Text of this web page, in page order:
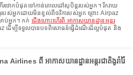
ថោកបំផុតទៅកាន់គោលដៅសុបិន្តរបស់អ្នក។ រីករាយ
អ្នកដោយមិនខ្វល់ពីថវិការបស់អ្នក ព្រោះ Airpaz
ប់អ្នក។ កក់ ជើងហោះហើរពី អាកាសយានដ្ឋានអន្តរ
ដើម្បីទទួលបានបទពិសោធន៍ធ្វើដំណើរដ៏ល្អបំផុត និង
Airlines ពី អាកាសយានដ្ឋានអន្តរជាតិងូរ៉ារ៉ៃ